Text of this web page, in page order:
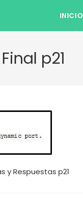
INICIO
p21
y Respuestas p21